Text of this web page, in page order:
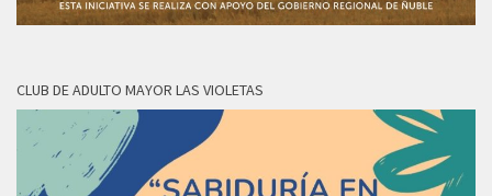
CLUB DE ADULTO MAYOR LAS VIOLETAS